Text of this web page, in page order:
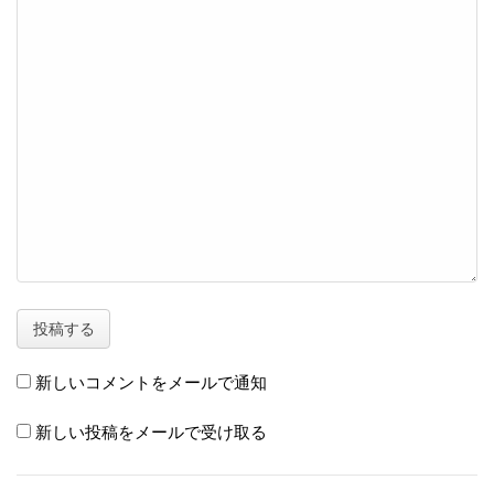
新しいコメントをメールで通知
新しい投稿をメールで受け取る